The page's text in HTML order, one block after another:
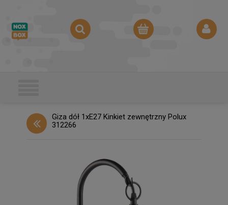
Giza dół 1xE27 Kinkiet zewnętrzny Polux
312266